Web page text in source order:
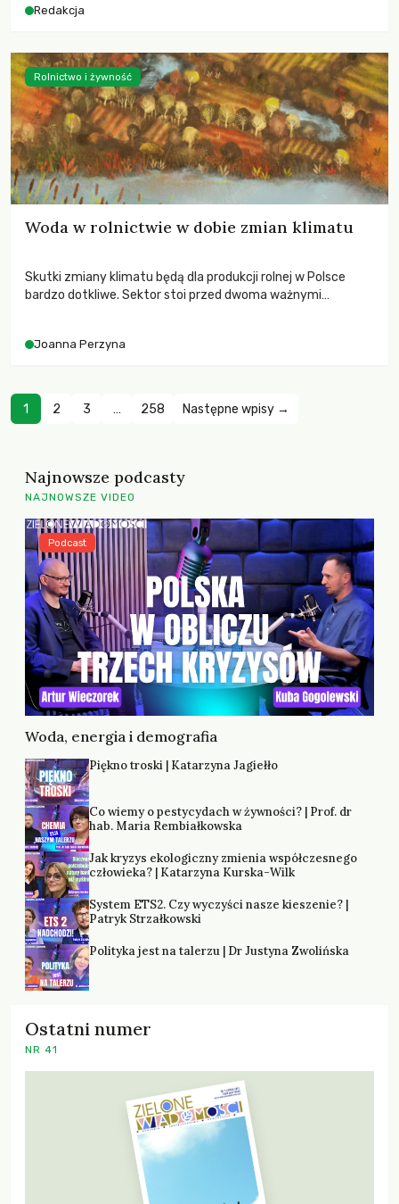
Redakcja
Woda w rolnictwie w dobie zmian klimatu
Skutki zmiany klimatu będą dla produkcji rolnej w Polsce
bardzo dotkliwe. Sektor stoi przed dwoma ważnymi
zachodzących zmian klimatycznych. Wymagać to będzie
Joanna Perzyna
Rolnictwo i żywność
1 2 3 … 258 Następne wpisy →
Najnowsze podcasty
NAJNOWSZE VIDEO
Woda, energia i demografia
Podcast
Piękno troski | Katarzyna Jagiełło
Co wiemy o pestycydach w żywności? | Prof. dr
hab. Maria Rembiałkowska
Jak kryzys ekologiczny zmienia współczesnego
człowieka? | Katarzyna Kurska-Wilk
System ETS2. Czy wyczyści nasze kieszenie? |
Patryk Strzałkowski
Polityka jest na talerzu | Dr Justyna Zwolińska
Ostatni numer
NR 41